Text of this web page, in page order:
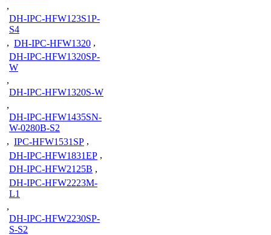
,
DH-IPC-HFW123S1P-
S4
, DH-IPC-HFW1320 ,
DH-IPC-HFW1320SP-
W
,
DH-IPC-HFW1320S-W
,
DH-IPC-HFW1435SN-
W-0280B-S2
, IPC-HFW1531SP ,
DH-IPC-HFW1831EP ,
DH-IPC-HFW2125B ,
DH-IPC-HFW2223M-
L1
,
DH-IPC-HFW2230SP-
S-S2